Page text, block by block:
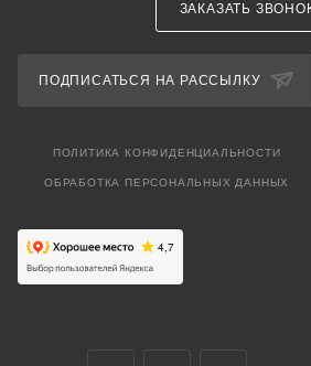
ЗАКАЗАТЬ
ПОДПИСАТЬСЯ НА РАССЫЛКУ
ПОЛИТИКА КОНФИДЕНЦИАЛЬНОСТИ
ОБРАБОТКА ПЕРСОНАЛЬНЫХ ДАННЫХ